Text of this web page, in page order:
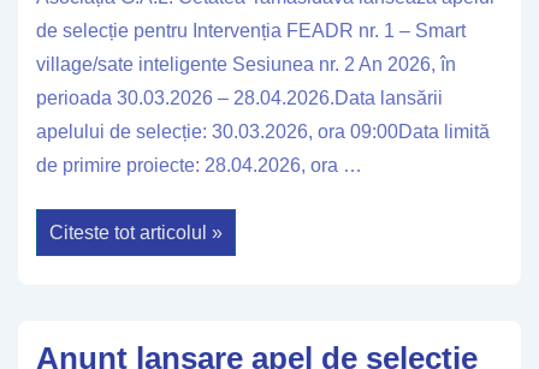
de selecție pentru Intervenția FEADR nr. 1 – Smart
village/sate inteligente Sesiunea nr. 2 An 2026, în
perioada 30.03.2026 – 28.04.2026.Data lansării
apelului de selecție: 30.03.2026, ora 09:00Data limită
de primire proiecte: 28.04.2026, ora …
Anunt
lansare
apel
Citeste tot articolul »
Anunt lansare apel de selectie